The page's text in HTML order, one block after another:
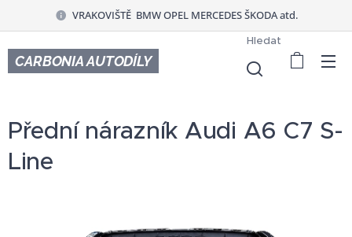
VRAKOVIŠTĚ BMW OPEL MERCEDES ŠKODA atd.
CARBONIA AUTODÍLY
Hledat
Přední nárazník Audi A6 C7 S-
Line